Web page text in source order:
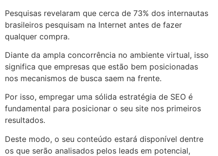
Pesquisas revelaram que cerca de 73% dos internautas
brasileiros pesquisam na Internet antes de fazer
qualquer compra.
Diante da ampla concorrência no ambiente virtual, isso
significa que empresas que estão bem posicionadas
nos mecanismos de busca saem na frente.
Por isso, empregar uma sólida estratégia de SEO é
fundamental para posicionar o seu site nos primeiros
resultados.
Deste modo, o seu conteúdo estará disponível dentre
os que serão analisados pelos leads em potencial,